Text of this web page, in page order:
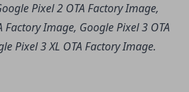
Pixel 2 OTA Factory Image,
Factory Image, Google Pixel 3 OTA
Pixel 3 XL OTA Factory Image.